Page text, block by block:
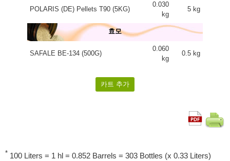
POLARIS (DE) Pellets T90 (5KG)
0.030
kg
5 kg
효모
SAFALE BE-134 (500G)
0.060
kg
0.5 kg
* 100 Liters = 1 hl = 0.852 Barrels = 303 Bottles (x 0.33 Liters)